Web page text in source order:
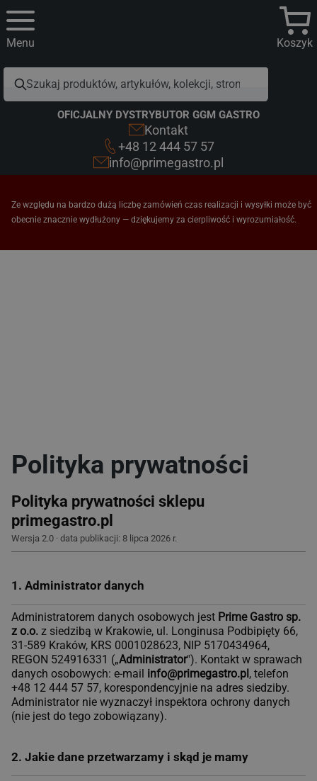
Koszyk
Menu
OFICJALNY DYSTRYBUTOR GGM GASTRO
Kontakt
+48 12 444 57 57
info@primegastro.pl
Ze względu na bardzo dużą liczbę zamówień czas realizacji i wysyłki może być
obecnie znacznie wydłużony — dziękujemy za cierpliwość i wyrozumiałość.
Polityka prywatności
Polityka prywatności sklepu
primegastro.pl
Wersja 2.0 · data publikacji: 8 lipca 2026 r.
1. Administrator danych
Administratorem danych osobowych jest Prime Gastro sp.
z o.o. z siedzibą w Krakowie, ul. Longinusa Podbipięty 66,
31-589 Kraków, KRS 0001028623, NIP 5170434964,
REGON 524916331 („Administrator"). Kontakt w sprawach
danych osobowych: e-mail info@primegastro.pl , telefon
+48 12 444 57 57, korespondencyjnie na adres siedziby.
Administrator nie wyznaczył inspektora ochrony danych
(nie jest do tego zobowiązany).
2. Jakie dane przetwarzamy i skąd je mamy